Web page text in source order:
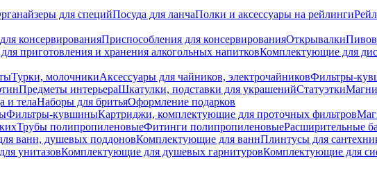
для специйПосуда для ланчаПолки и аксессуары на рейлинги
консервированияПриспособления для консервированияОткрывалки
приготовления и хранения алкогольных напитковКомплектующие для
Турки, молочникиАксессуары для чайников, электрочайниковФильтры-
Предметы интерьераШкатулки, подставки для украшенийСтатуэтки
и телаНаборы для бритьяОформление подарков
Фильтры-кувшиныКартриджи, комплектующие для проточных фильтров
Трубы полипропиленовыеФитинги полипропиленовыеРасширительные
ванн, душевых поддоновКомплектующие для ваннПлинтусы для
унитазовКомплектующие для душевых гарнитуровКомплектующие для